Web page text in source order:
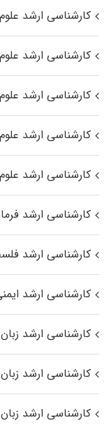
کارشناسی ارشد
کارشناسی ارشد علوم
کارشناسی ارشد علوم
کارشناسی ارشد
کارشناسی ارشد
کارشناسی ارشد
کارشناسی ارشد
کارشناسی ارشد
کارشناسی ارشد
کارشناسی ارشد
کارشناسی ارشد